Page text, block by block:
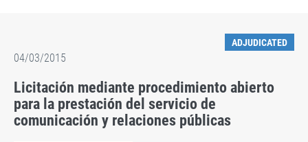
ADJUDICATED
04/03/2015
Licitación mediante procedimiento abierto
para la prestación del servicio de
comunicación y relaciones públicas